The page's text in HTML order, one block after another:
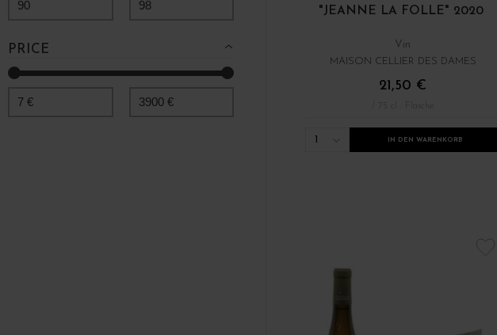
Morey-Saint-Denis
Nuits-Saint-Georges 1er Cru
90 98
PRICE
7 € 3900€
"JEANNE LA FOLLE" 2020
Vin
MAISON CELLIER DES DAMES
21,50 €
/ 75 cl : Flasche
1 IN DEN WARENKORB